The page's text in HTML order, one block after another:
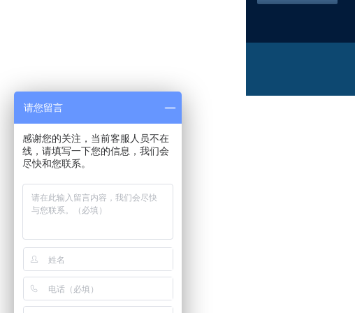
请您留言
感谢您的关注，当前客服人员不在
线，请填写一下您的信息，我们会
尽快和您联系。